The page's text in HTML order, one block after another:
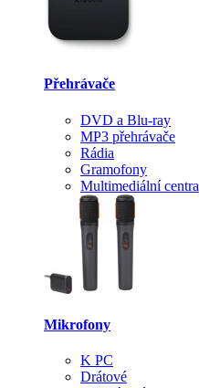
Přehrávače
DVD a Blu-ray
MP3 přehrávače
Rádia
Gramofony
Multimediální centra
Mikrofony
K PC
Drátové